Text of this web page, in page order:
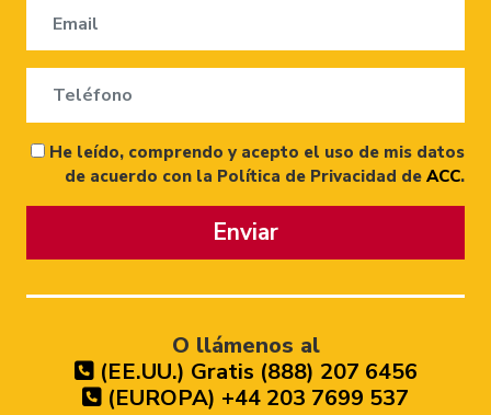
He leído, comprendo y acepto el uso de mis datos
de acuerdo con la Política de Privacidad de ACC.
Enviar
O llámenos al
(EE.UU.) Gratis (888) 207 6456
(EUROPA) +44 203 7699 537